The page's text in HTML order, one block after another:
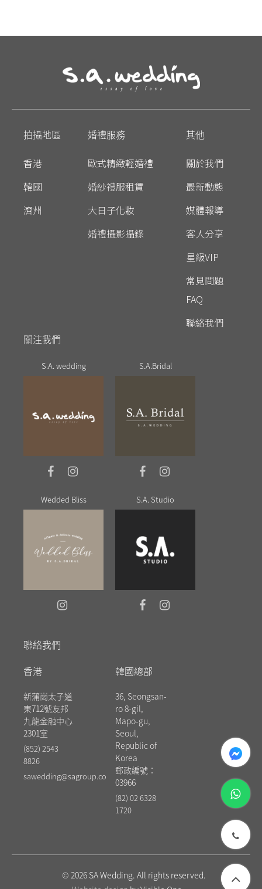
拍攝地區
香港
韓國
濟州
婚禮服務
歐式精緻輕婚禮
婚紗禮服租賃
大日子化妝
婚禮攝影攝錄
其他
關於我們
最新動態
媒體報導
客人分享
星級VIP
常見問題
FAQ
聯絡我們
關注我們
S.A. wedding S.A.Bridal
Wedded Bliss S.A. Studio
聯絡我們
香港
新蒲崗太子道
東712號友邦
九龍金融中心
2301室
(852) 2543
8826
sawedding@sagroup.co
韓國總部
36, Seongsan-
ro 8-gil,
Mapo-gu,
Seoul,
Republic of
Korea
郵政編號：
03966
(82) 02 6328
1720
© 2026 SA Wedding. All rights reserved.
whatsapp
messenger
phone